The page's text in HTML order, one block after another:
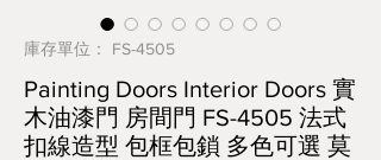
庫存單位： FS-4505
Painting Doors Interior Doors 實
木油漆門 房間門 FS-4505 法式
扣線造型 包框包鎖 多色可選 莫